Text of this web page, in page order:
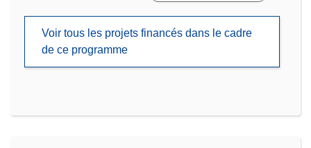
Voir tous les projets financés dans le cadre
de ce programme